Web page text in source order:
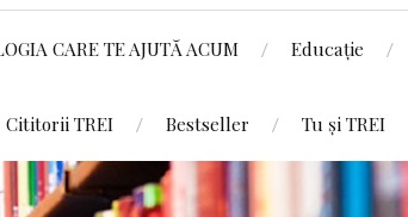
CARE TE AJUTĂ ACUM Educație
Cititorii TREI Bestseller Tu și TREI